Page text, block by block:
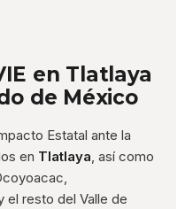
en Tlatlaya
de México
Estatal ante la
en Tlatlaya, así como
el resto del Valle de